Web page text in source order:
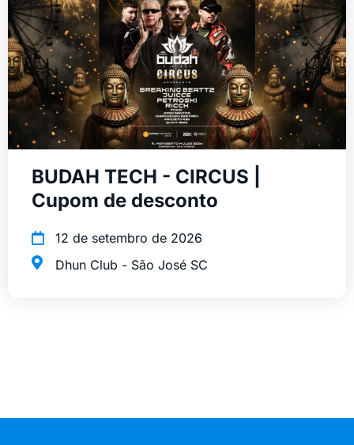
BUDAH TECH - CIRCUS |
Cupom de desconto
12 de setembro de 2026
Dhun Club - São José SC